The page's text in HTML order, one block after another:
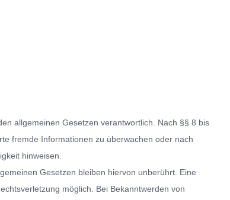
allgemeinen Gesetzen verantwortlich. Nach §§ 8 bis
fremde Informationen zu überwachen oder nach
hinweisen.
Gesetzen bleiben hiervon unberührt. Eine
möglich. Bei Bekanntwerden von